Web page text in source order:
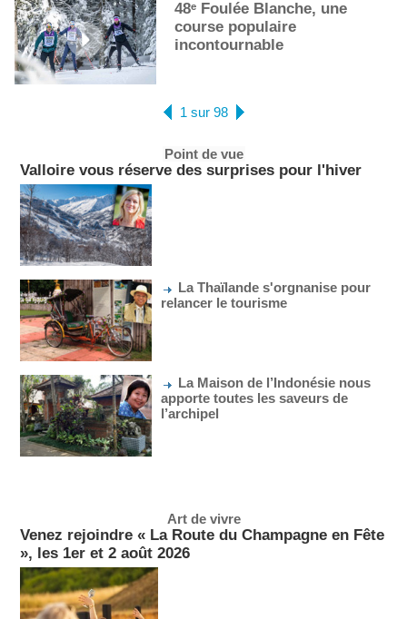
48ᵉ Foulée Blanche, une
course populaire
incontournable
1 sur 98
Point de vue
Valloire vous réserve des surprises pour l'hiver
La Thaïlande s'orgnanise pour
relancer le tourisme
La Maison de l’Indonésie nous
apporte toutes les saveurs de
l’archipel
Art de vivre
Venez rejoindre « La Route du Champagne en Fête
», les 1er et 2 août 2026